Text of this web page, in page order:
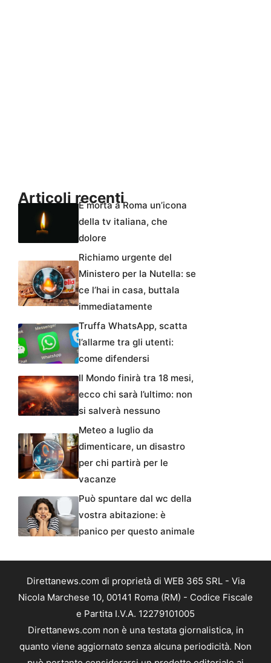
Articoli recentiÈ morta a Roma un’icona
della tv italiana, che
dolore
Richiamo urgente del
Ministero per la Nutella: se
ce l’hai in casa, buttala
immediatamente
Truffa WhatsApp, scatta
l’allarme tra gli utenti:
come difendersi
Il Mondo finirà tra 18 mesi,
ecco chi sarà l’ultimo: non
si salverà nessuno
Meteo a luglio da
dimenticare, un disastro
per chi partirà per le
vacanze
Può spuntare dal wc della
vostra abitazione: è
panico per questo animale
Direttanews.com di proprietà di WEB 365 SRL - Via
Nicola Marchese 10, 00141 Roma (RM) - Codice Fiscale
e Partita I.V.A. 12279101005
Direttanews.com non è una testata giornalistica, in
quanto viene aggiornato senza alcuna periodicità. Non